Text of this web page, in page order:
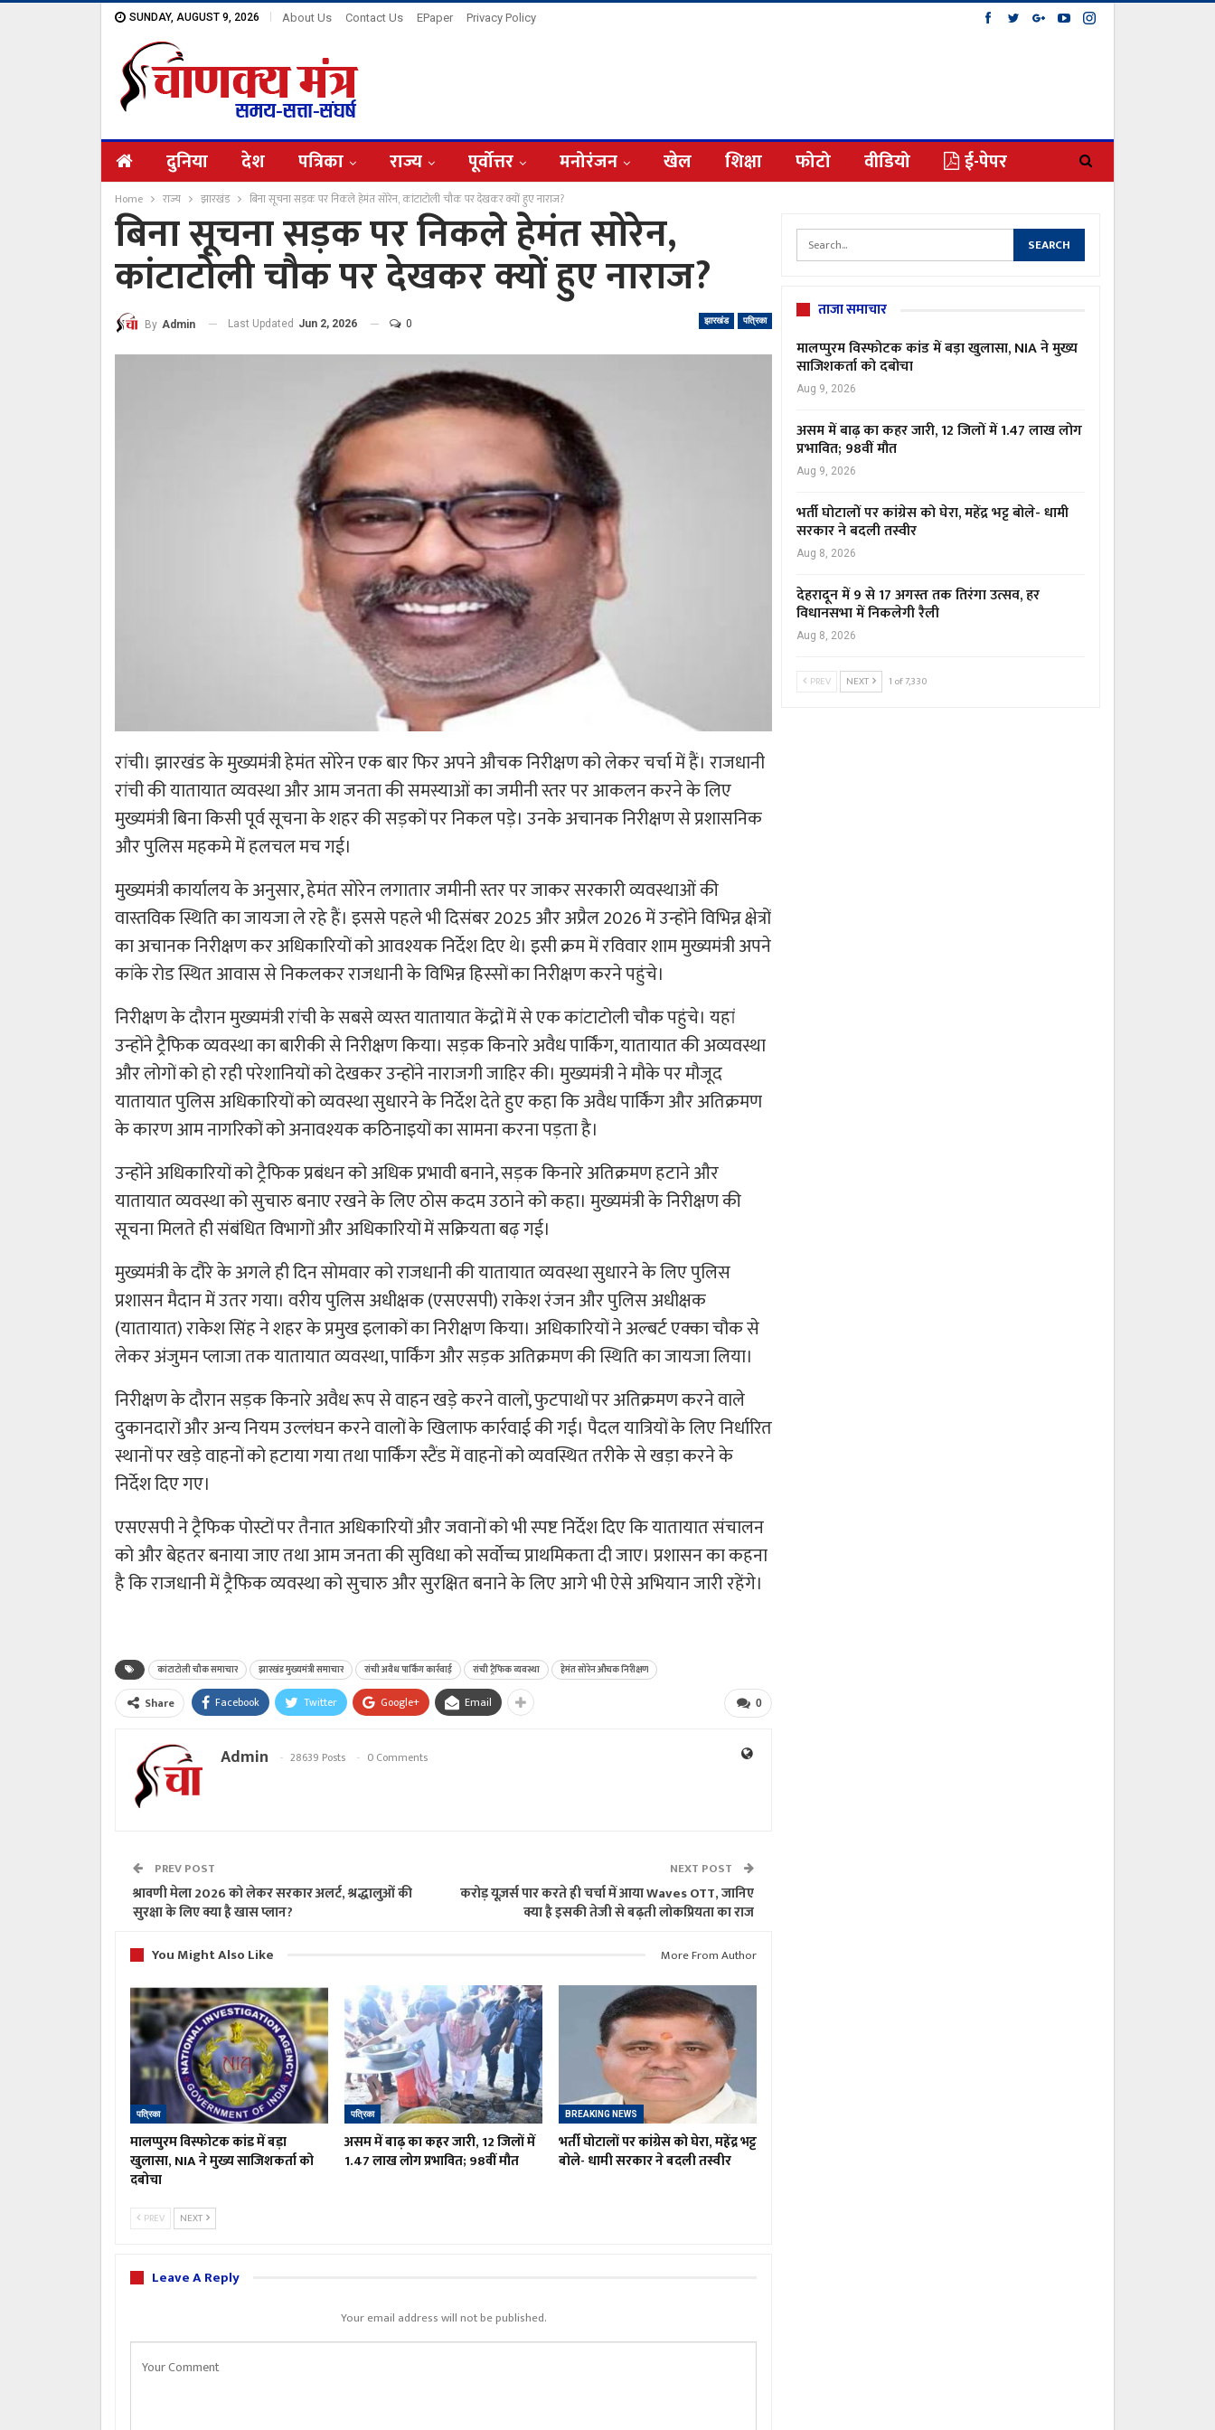
SUNDAY, AUGUST 9, 2026 About Us Contact Us EPaper Privacy Policy
दुनिया देश पत्रिका राज्य पूर्वोत्तर मनोरंजन खेल शिक्षा फोटो वीडियो ई-पेपर
Home राज्य झारखंड बिना सूचना सड़क पर निकले हेमंत सोरेन, कांटाटोली चौक पर देखकर क्यों हुए नाराज?
बिना सूचना सड़क पर निकले हेमंत सोरेन,
कांटाटोली चौक पर देखकर क्यों हुए नाराज?
झारखंड पत्रिका
By Admin Last Updated Jun 2, 2026 0
रांची। झारखंड के मुख्यमंत्री हेमंत सोरेन एक बार फिर अपने औचक निरीक्षण को लेकर चर्चा में हैं। राजधानी
रांची की यातायात व्यवस्था और आम जनता की समस्याओं का जमीनी स्तर पर आकलन करने के लिए
मुख्यमंत्री बिना किसी पूर्व सूचना के शहर की सड़कों पर निकल पड़े। उनके अचानक निरीक्षण से प्रशासनिक
और पुलिस महकमे में हलचल मच गई।
मुख्यमंत्री कार्यालय के अनुसार, हेमंत सोरेन लगातार जमीनी स्तर पर जाकर सरकारी व्यवस्थाओं की
वास्तविक स्थिति का जायजा ले रहे हैं। इससे पहले भी दिसंबर 2025 और अप्रैल 2026 में उन्होंने विभिन्न क्षेत्रों
का अचानक निरीक्षण कर अधिकारियों को आवश्यक निर्देश दिए थे। इसी क्रम में रविवार शाम मुख्यमंत्री अपने
कांके रोड स्थित आवास से निकलकर राजधानी के विभिन्न हिस्सों का निरीक्षण करने पहुंचे।
निरीक्षण के दौरान मुख्यमंत्री रांची के सबसे व्यस्त यातायात केंद्रों में से एक कांटाटोली चौक पहुंचे। यहां
उन्होंने ट्रैफिक व्यवस्था का बारीकी से निरीक्षण किया। सड़क किनारे अवैध पार्किंग, यातायात की अव्यवस्था
और लोगों को हो रही परेशानियों को देखकर उन्होंने नाराजगी जाहिर की। मुख्यमंत्री ने मौके पर मौजूद
यातायात पुलिस अधिकारियों को व्यवस्था सुधारने के निर्देश देते हुए कहा कि अवैध पार्किंग और अतिक्रमण
के कारण आम नागरिकों को अनावश्यक कठिनाइयों का सामना करना पड़ता है।
उन्होंने अधिकारियों को ट्रैफिक प्रबंधन को अधिक प्रभावी बनाने, सड़क किनारे अतिक्रमण हटाने और
यातायात व्यवस्था को सुचारु बनाए रखने के लिए ठोस कदम उठाने को कहा। मुख्यमंत्री के निरीक्षण की
सूचना मिलते ही संबंधित विभागों और अधिकारियों में सक्रियता बढ़ गई।
मुख्यमंत्री के दौरे के अगले ही दिन सोमवार को राजधानी की यातायात व्यवस्था सुधारने के लिए पुलिस
प्रशासन मैदान में उतर गया। वरीय पुलिस अधीक्षक (एसएसपी) राकेश रंजन और पुलिस अधीक्षक
(यातायात) राकेश सिंह ने शहर के प्रमुख इलाकों का निरीक्षण किया। अधिकारियों ने अल्बर्ट एक्का चौक से
लेकर अंजुमन प्लाजा तक यातायात व्यवस्था, पार्किंग और सड़क अतिक्रमण की स्थिति का जायजा लिया।
निरीक्षण के दौरान सड़क किनारे अवैध रूप से वाहन खड़े करने वालों, फुटपाथों पर अतिक्रमण करने वाले
दुकानदारों और अन्य नियम उल्लंघन करने वालों के खिलाफ कार्रवाई की गई। पैदल यात्रियों के लिए निर्धारित
स्थानों पर खड़े वाहनों को हटाया गया तथा पार्किंग स्टैंड में वाहनों को व्यवस्थित तरीके से खड़ा करने के
निर्देश दिए गए।
एसएसपी ने ट्रैफिक पोस्टों पर तैनात अधिकारियों और जवानों को भी स्पष्ट निर्देश दिए कि यातायात संचालन
को और बेहतर बनाया जाए तथा आम जनता की सुविधा को सर्वोच्च प्राथमिकता दी जाए। प्रशासन का कहना
है कि राजधानी में ट्रैफिक व्यवस्था को सुचारु और सुरक्षित बनाने के लिए आगे भी ऐसे अभियान जारी रहेंगे।
कांटाटोली चौक समाचार झारखंड मुख्यमंत्री समाचार रांची अवैध पार्किंग कार्रवाई रांची ट्रैफिक व्यवस्था हेमंत सोरेन औचक निरीक्षण
0
Share Facebook Twitter Google+ Email
Admin 28639 Posts 0 Comments
PREV POST
श्रावणी मेला 2026 को लेकर सरकार अलर्ट, श्रद्धालुओं की
सुरक्षा के लिए क्या है खास प्लान?
NEXT POST
करोड़ यूज़र्स पार करते ही चर्चा में आया Waves OTT, जानिए
क्या है इसकी तेजी से बढ़ती लोकप्रियता का राज
You Might Also Like
More From Author
पत्रिका
मालप्पुरम विस्फोटक कांड में बड़ा
खुलासा, NIA ने मुख्य साजिशकर्ता को
दबोचा
पत्रिका
असम में बाढ़ का कहर जारी, 12 जिलों में
1.47 लाख लोग प्रभावित; 98वीं मौत
BREAKING NEWS
भर्ती घोटालों पर कांग्रेस को घेरा, महेंद्र भट्ट
बोले- धामी सरकार ने बदली तस्वीर
PREV NEXT
Leave A Reply
Your email address will not be published.
ताजा समाचार
मालप्पुरम विस्फोटक कांड में बड़ा खुलासा, NIA ने मुख्य
साजिशकर्ता को दबोचा
Aug 9, 2026
असम में बाढ़ का कहर जारी, 12 जिलों में 1.47 लाख लोग
प्रभावित; 98वीं मौत
Aug 9, 2026
भर्ती घोटालों पर कांग्रेस को घेरा, महेंद्र भट्ट बोले- धामी
सरकार ने बदली तस्वीर
Aug 8, 2026
देहरादून में 9 से 17 अगस्त तक तिरंगा उत्सव, हर
विधानसभा में निकलेगी रैली
Aug 8, 2026
PREV NEXT 1 of 7,330